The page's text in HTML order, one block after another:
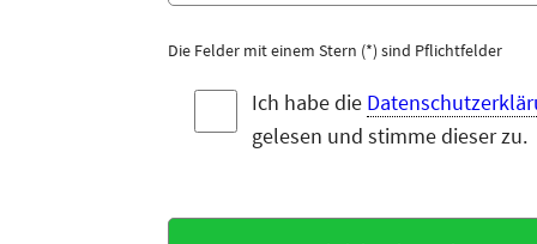
Die Felder mit einem Stern (*) sind Pflichtfelder
Ich habe die
gelesen und stimme dieser zu.